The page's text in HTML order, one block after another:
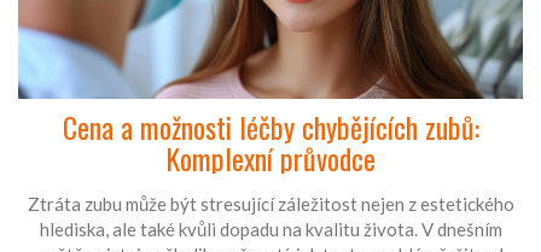
Cena a možnosti léčby chybějících zubů:
Komplexní průvodce
Ztráta zubu může být stresující záležitost nejen z estetického
hlediska, ale také kvůli dopadu na kvalitu života. V dnešním